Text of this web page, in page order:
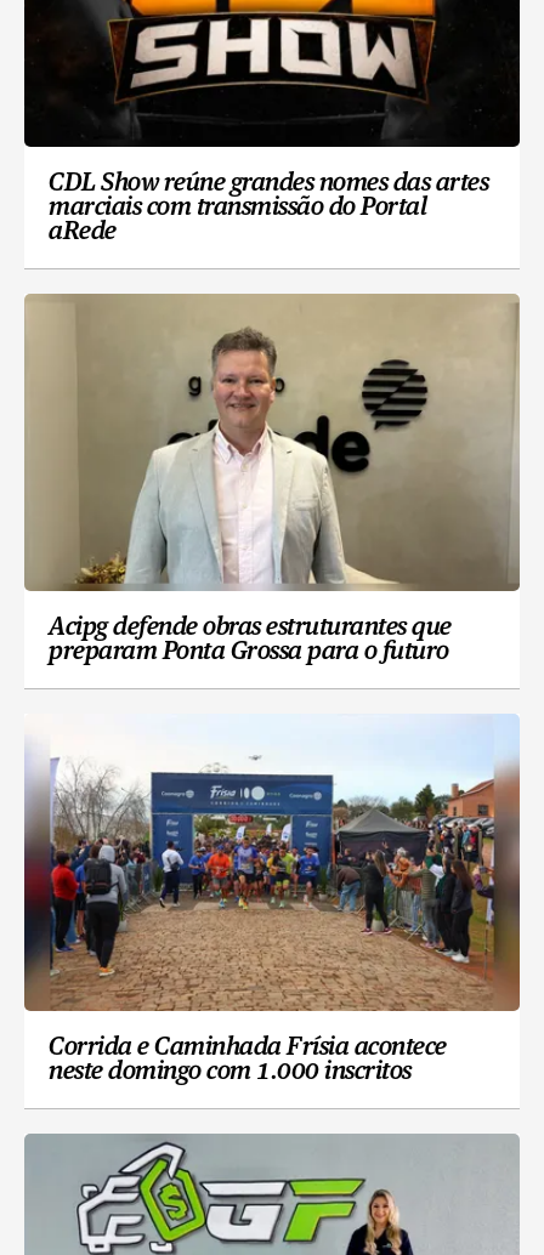
CDL Show reúne grandes nomes das artes
marciais com transmissão do Portal
aRede
Acipg defende obras estruturantes que
preparam Ponta Grossa para o futuro
Corrida e Caminhada Frísia acontece
neste domingo com 1.000 inscritos